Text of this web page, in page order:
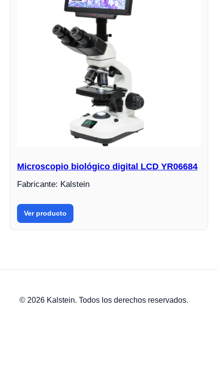
Microscopio biológico digital LCD YR06684
Fabricante: Kalstein
Ver producto
© 2026 Kalstein. Todos los derechos reservados.